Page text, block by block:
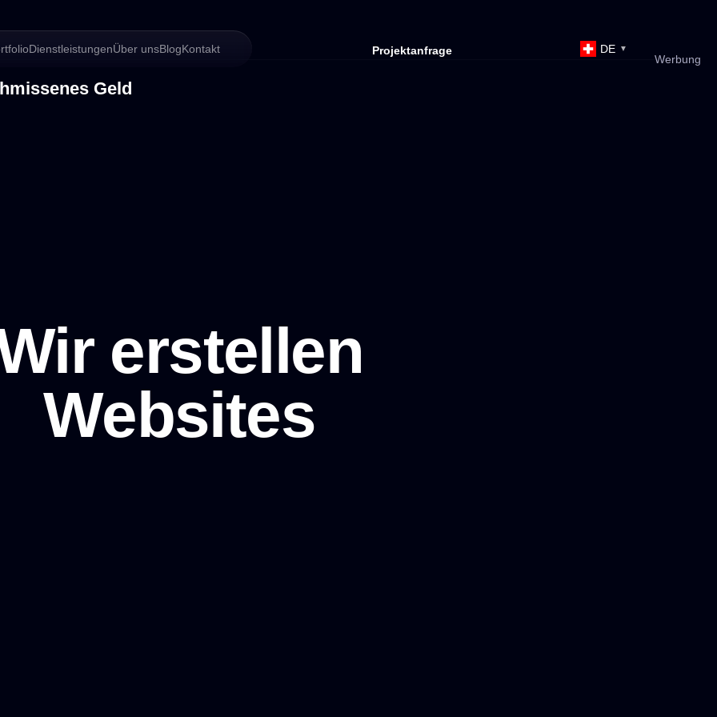
DienstleistungenÜber unsBlogKontakt Projektanfrage DE ▼
Werbung
Geld
erstellen
Websites